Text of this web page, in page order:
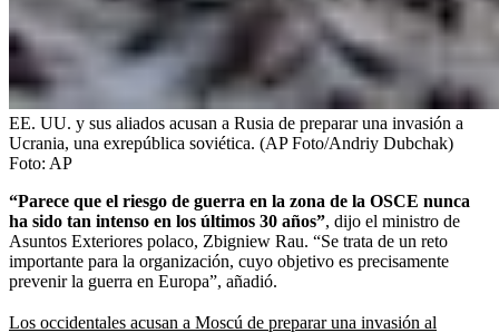
EE. UU. y sus aliados acusan a Rusia de preparar una invasión a
Ucrania, una exrepública soviética. (AP Foto/Andriy Dubchak)
Foto: AP
“Parece que el riesgo de guerra en la zona de la OSCE nunca
ha sido tan intenso en los últimos 30 años”, dijo el ministro de
Asuntos Exteriores polaco, Zbigniew Rau. “Se trata de un reto
importante para la organización, cuyo objetivo es precisamente
prevenir la guerra en Europa”, añadió.
Los occidentales acusan a Moscú de preparar una invasión al